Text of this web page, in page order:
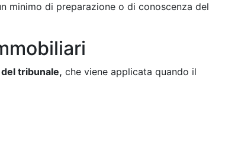
minimo di preparazione o di conoscenza del
tribunale, che viene applicata quando il